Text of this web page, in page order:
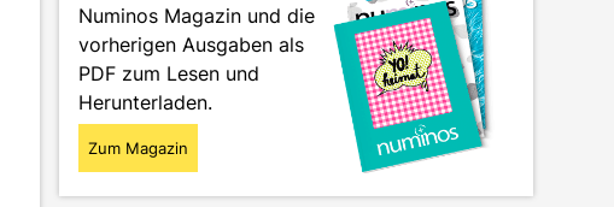
Numinos Magazin und die
vorherigen Ausgaben als
PDF zum Lesen und
Herunterladen.
Zum Magazin